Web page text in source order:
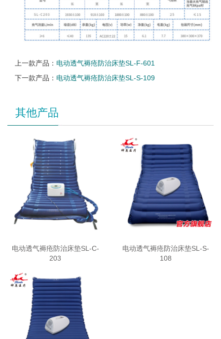
上一款产品： 电动透气褥疮防治床垫SL-F-601
下一款产品： 电动透气褥疮防治床垫SL-S-109
其他产品
电动透气褥疮防治床垫SL-C-
203
电动透气褥疮防治床垫SL-S-
108